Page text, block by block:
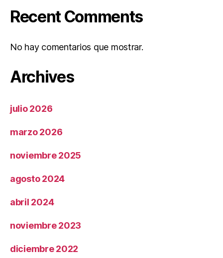
Recent Comments
No hay comentarios que mostrar.
Archives
julio 2026
marzo 2026
noviembre 2025
agosto 2024
abril 2024
noviembre 2023
diciembre 2022